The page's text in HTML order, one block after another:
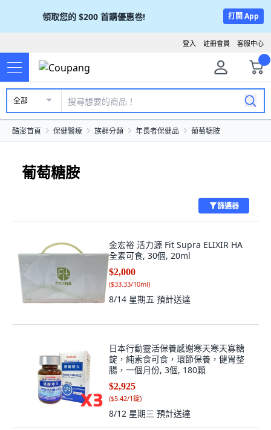
領取您的 $200 首購優惠卷! 打開 App
客服中心
註冊會員
登入
全部
酷澎首頁 保健醫療 族群分類 年長者保健品 葡萄糖胺
葡萄糖胺
篩選器
金宏裕 活力源 Fit Supra ELIXIR HA
全素可食, 30個, 20ml
$2,000
($33.33/10ml)
8/14 星期五 預計送達
日本行動靈活保養感謝寒天寒天寡糖
錠，純素食可食，環節保養，健胃整
腸，一個月份, 3個, 180顆
$2,925
($5.42/1錠)
8/12 星期三 預計送達